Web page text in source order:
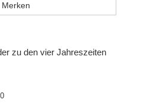
Merken
zu den vier Jahreszeiten